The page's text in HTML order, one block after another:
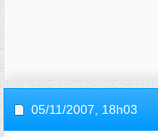
05/11/2007, 18h03